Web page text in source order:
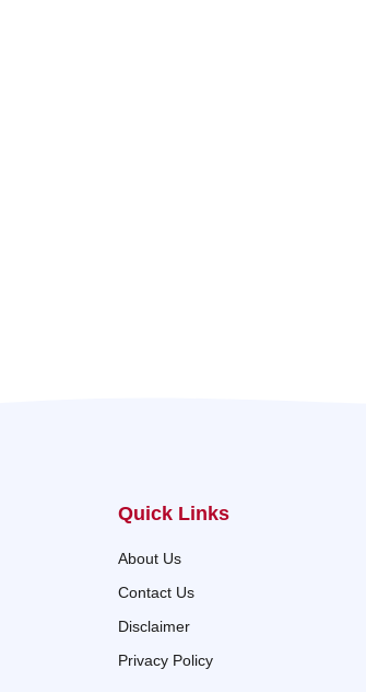
Quick Links
About Us
Contact Us
Disclaimer
Privacy Policy